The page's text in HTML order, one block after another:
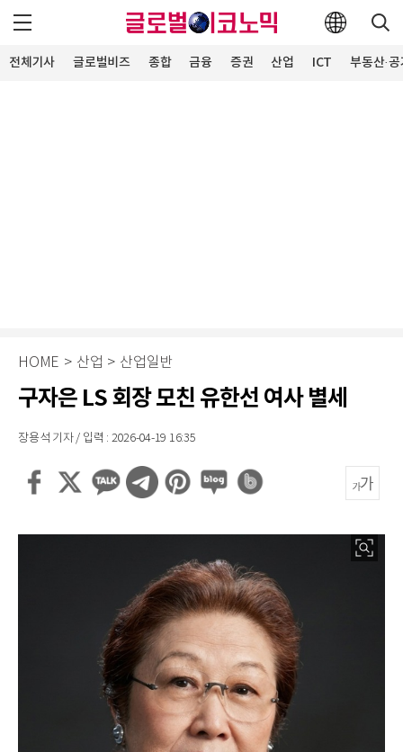
전체기사 글로벌비즈 종합 금융 증권 산업 ICT 부동산·
HOME > 산업 > 산업일반
구자은 LS 회장 모친 유한선 여사 별세
장용석 기자 / 입력 : 2026-04-19 16:35